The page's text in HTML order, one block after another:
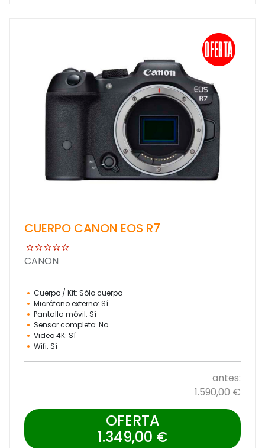
CUERPO CANON EOS R7
CANON
Cuerpo / Kit: Sólo cuerpo
Micrófono externo: Sí
Pantalla móvil: Sí
Sensor completo: No
Video 4K: Sí
Wifi: Sí
antes:
1.590,00 €
OFERTA
1.349,00 €